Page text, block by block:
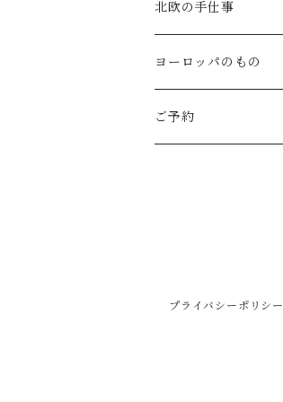
Gauze#
ROBE de PEAU
LABORATORY
斉藤幸代（器）
icura(木工）
でく工房(ガラス)
わら細工たくぼ(宮崎)
南部鉄器(岩手)
佐渡の釜敷(新潟)
幸生窯
kitona(木製ﾌﾞﾛｰﾁ)
edge(革ﾌﾞﾛｰﾁ)
ARABIA・iittala
グラスウェア
Kronjyden/B&G
北欧の手仕事
白樺の雑貨
白樺のオーナメント
ヨーロッパのもの
スウェーデン
ご予約
プライバシーポリシー